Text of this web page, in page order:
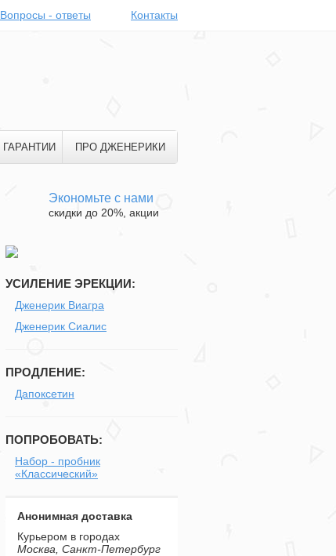
Вопросы - ответы Контакты
ГАРАНТИИ ПРО ДЖЕНЕРИКИ
Экономьте с нами
скидки до 20%, акции
УСИЛЕНИЕ ЭРЕКЦИИ:
Дженерик Виагра
Дженерик Сиалис
ПРОДЛЕНИЕ:
Дапоксетин
ПОПРОБОВАТЬ:
Набор - пробник
«Классический»
Анонимная доставка
Курьером в городах
Москва, Санкт-Петербург